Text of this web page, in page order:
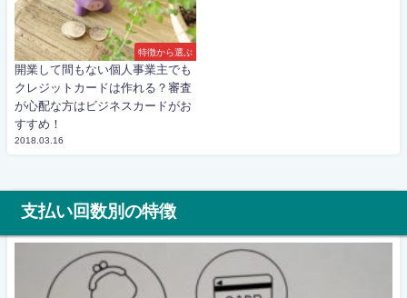
特徴から選ぶ
開業して間もない個人事業主でも
クレジットカードは作れる？審査
が心配な方はビジネスカードがお
すすめ！
2018.03.16
支払い回数別の特徴